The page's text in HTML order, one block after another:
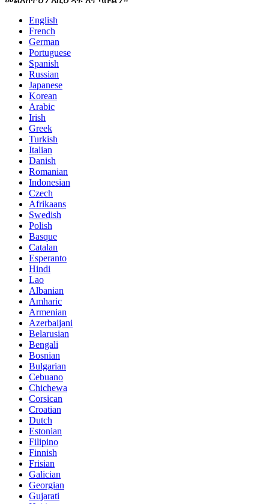
English
French
German
Portuguese
Spanish
Russian
Japanese
Korean
Arabic
Irish
Greek
Turkish
Italian
Danish
Romanian
Indonesian
Czech
Afrikaans
Swedish
Polish
Basque
Catalan
Esperanto
Hindi
Lao
Albanian
Amharic
Armenian
Azerbaijani
Belarusian
Bengali
Bosnian
Bulgarian
Cebuano
Chichewa
Corsican
Croatian
Dutch
Estonian
Filipino
Finnish
Frisian
Galician
Georgian
Gujarati